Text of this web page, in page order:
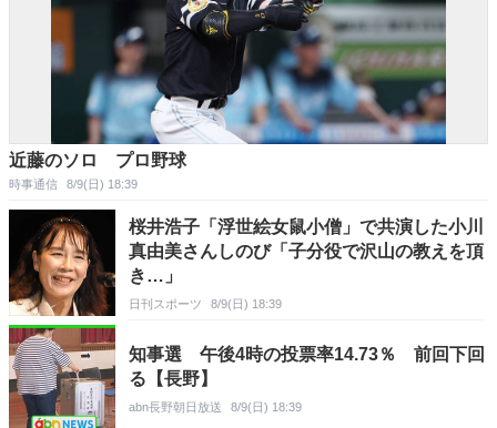
近藤のソロ プロ野球
時事通信 8/9(日) 18:39
桜井浩子「浮世絵女鼠小僧」で共演した小川
真由美さんしのび「子分役で沢山の教えを頂
き…」
日刊スポーツ 8/9(日) 18:39
知事選 午後4時の投票率14.73％ 前回下回
る【長野】
abn長野朝日放送 8/9(日) 18:39